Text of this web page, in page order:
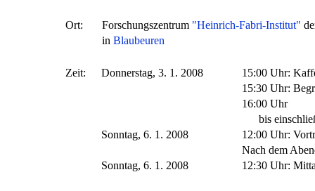
Ort: Forschungszentrum "Heinrich-Fabri-Institut"
in Blaubeuren
Zeit: Donnerstag, 3. 1. 2008
15:00 Uhr:
15:30 Uhr:
16:00 Uhr
bis
Sonntag, 6. 1. 2008
12:00 Uhr:
Nach dem
Sonntag, 6. 1. 2008
12:30 Uhr: